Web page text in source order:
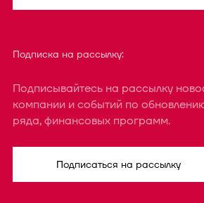
Подписка на рассылку:
Подписывайтесь на рассылку
компании и событий по
ряда, финансовых программ.
Подписаться на рассылку